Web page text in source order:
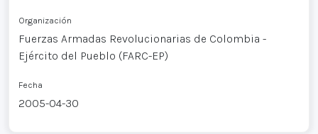
Organización
Fuerzas Armadas Revolucionarias de Colombia -
Ejército del Pueblo (FARC-EP)
Fecha
2005-04-30